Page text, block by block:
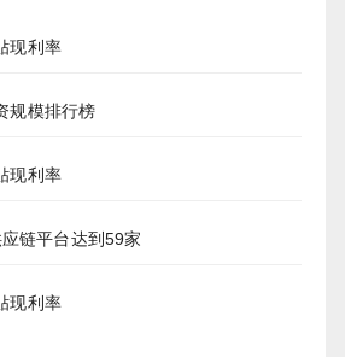
现利率
规模排行榜
现利率
链平台达到59家
现利率